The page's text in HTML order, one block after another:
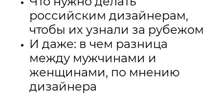
российским дизайнерам,
чтобы их узнали за рубежом
И даже: в чем разница
между мужчинами и
женщинами, по мнению
дизайнера